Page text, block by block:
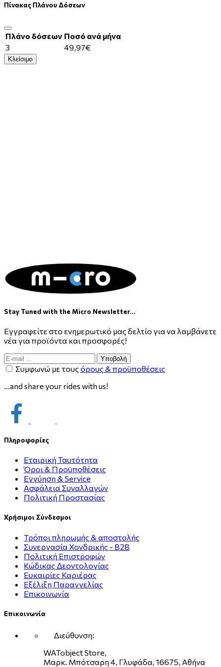
Πίνακας Πλάνου Δόσεων
Πλάνο δόσεων Ποσό ανά μήνα
3
49,97€
Κλείσιμο
Stay Tuned with the Micro Newsletter...
Εγγραφείτε στο ενημερωτικό μας δελτίο για να λαμβάνετε
νέα για προϊόντα και προσφορές!
Υποβολή
Συμφωνώ με τους όρους & προϋποθέσεις
...and share your rides with us!
Πληροφορίες
Εταιρική Ταυτότητα
Όροι & Προϋποθέσεις
Εγγύηση & Service
Ασφάλεια Συναλλαγών
Πολιτική Προστασίας
Χρήσιμοι Σύνδεσμοι
Τρόποι πληρωμής & αποστολής
Συνεργασία Χονδρικής - B2B
Πολιτική Επιστροφών
Κώδικας Δεοντολογίας
Ευκαιρίες Καριέρας
Εξέλιξη Παραγγελίας
Επικοινωνία
Επικοινωνία
Διεύθυνση:
WATobject Store,
Μαρκ. Μπότσαρη 4, Γλυφάδα, 16675, Αθήνα